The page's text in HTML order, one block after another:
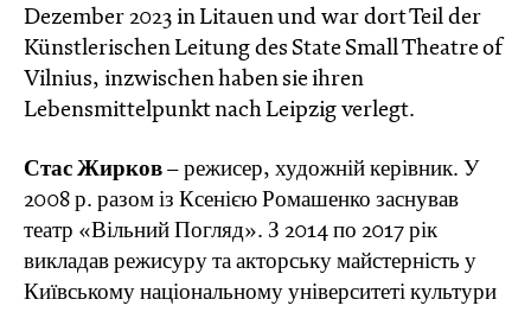
Dezember 2023 in Litauen und war dort Teil der
Künstlerischen Leitung des State Small Theatre of
Vilnius, inzwischen haben sie ihren
Lebensmittelpunkt nach Leipzig verlegt.
Стас Жирков – режисер, художній керівник. У
2008 р. разом із Ксенією Ромашенко заснував
театр «Вільний Погляд». З 2014 по 2017 рік
викладав режисуру та акторську майстерність у
Київському національному університеті культури